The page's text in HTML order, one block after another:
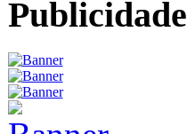
Publicidade